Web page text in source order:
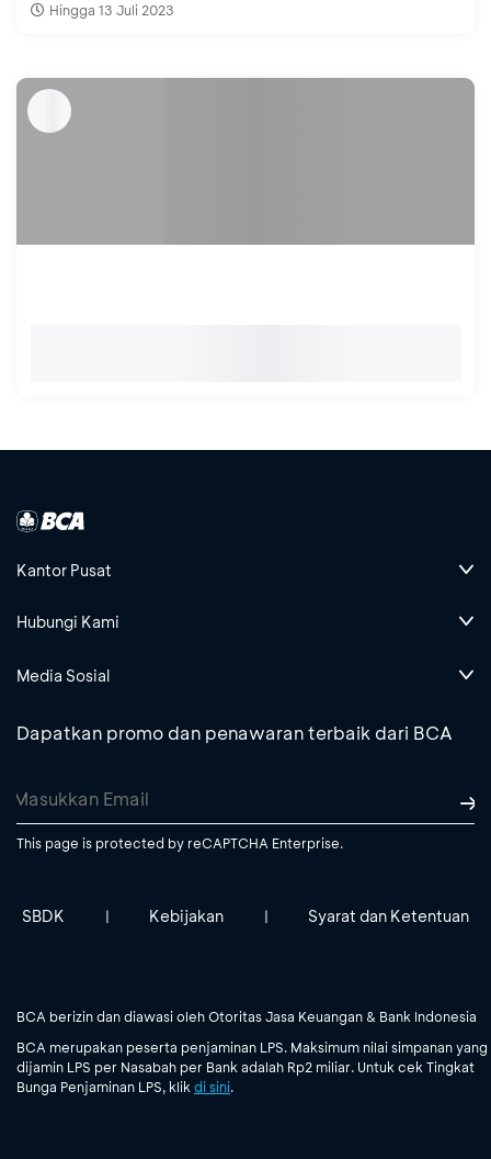
Hingga 13 Juli 2023
Kantor Pusat
Hubungi Kami
Media Sosial
Dapatkan promo dan penawaran terbaik dari BCA
This page is protected by reCAPTCHA Enterprise.
SBDK | Kebijakan | Syarat dan Ketentuan
BCA berizin dan diawasi oleh Otoritas Jasa Keuangan & Bank Indonesia
BCA merupakan peserta penjaminan LPS. Maksimum nilai simpanan yang
dijamin LPS per Nasabah per Bank adalah Rp2 miliar. Untuk cek Tingkat
Bunga Penjaminan LPS, klik di sini.